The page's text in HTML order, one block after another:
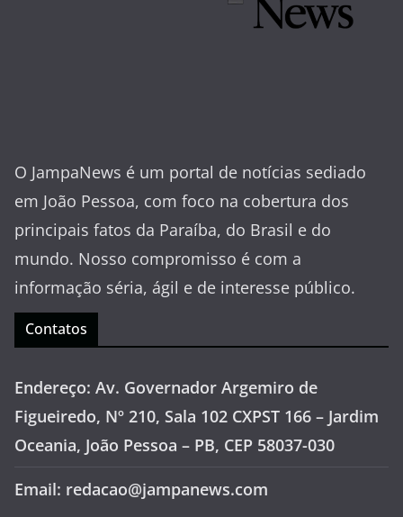
O JampaNews é um portal de notícias sediado
em João Pessoa, com foco na cobertura dos
principais fatos da Paraíba, do Brasil e do
mundo. Nosso compromisso é com a
informação séria, ágil e de interesse público.
Contatos
Endereço: Av. Governador Argemiro de
Figueiredo, Nº 210, Sala 102 CXPST 166 – Jardim
Oceania, João Pessoa – PB, CEP 58037-030
Email: redacao@jampanews.com